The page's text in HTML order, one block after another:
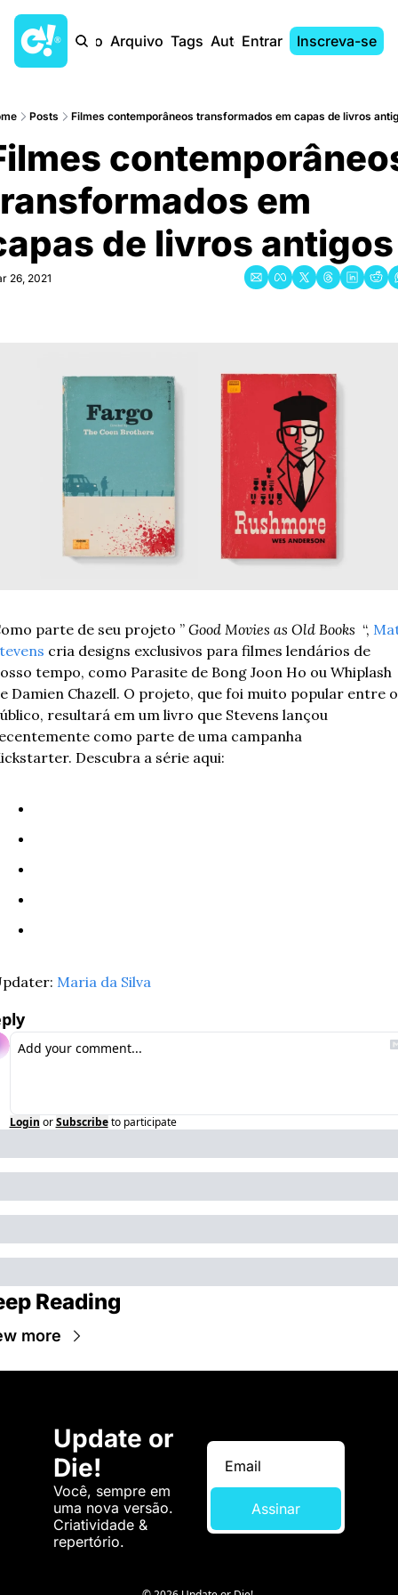
Início Arquivo Tags AutoresEntrar Inscreva-se
Posts Filmes contemporâneos transformados em capas de livros
em
de livros antigos
26, 2021
parte de seu projeto ” Good Movies as Old Books “,
cria designs exclusivos para filmes lendários de
tempo, como Parasite de Bong Joon Ho ou Whiplash
Damien Chazell. O projeto, que foi muito popular entre o
resultará em um livro que Stevens lançou
como parte de uma campanha
Descubra a série aqui:
Maria da Silva
Login or Subscribe to participate
Reading
more
Update or
Die!
Você, sempre em
uma nova versão.
Criatividade &
repertório.
Assinar